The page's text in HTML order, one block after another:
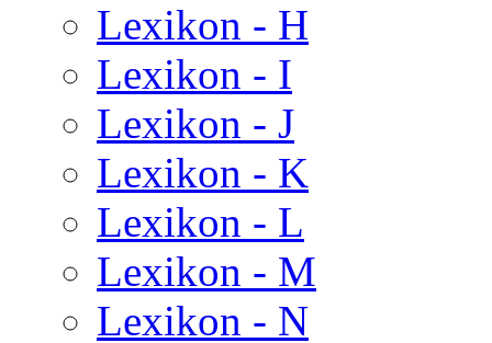
Lexikon - H
Lexikon - I
Lexikon - J
Lexikon - K
Lexikon - L
Lexikon - M
Lexikon - N